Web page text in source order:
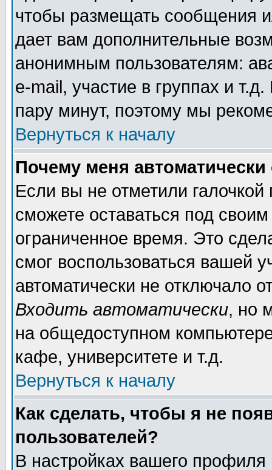
чтобы размещать сообщения
дает вам дополнительные
анонимным пользователям:
e-mail, участие в группах и
пару минут, поэтому мы
Вернуться к началу
Почему меня автоматически
Если вы не отметили галочкой
сможете оставаться под
ограниченное время. Это
смог воспользоваться вашей
автоматически не отключало
Входить автоматически, но
на общедоступном
кафе, университете и т.д.
Вернуться к началу
Как сделать, чтобы я не
пользователей?
В настройках вашего